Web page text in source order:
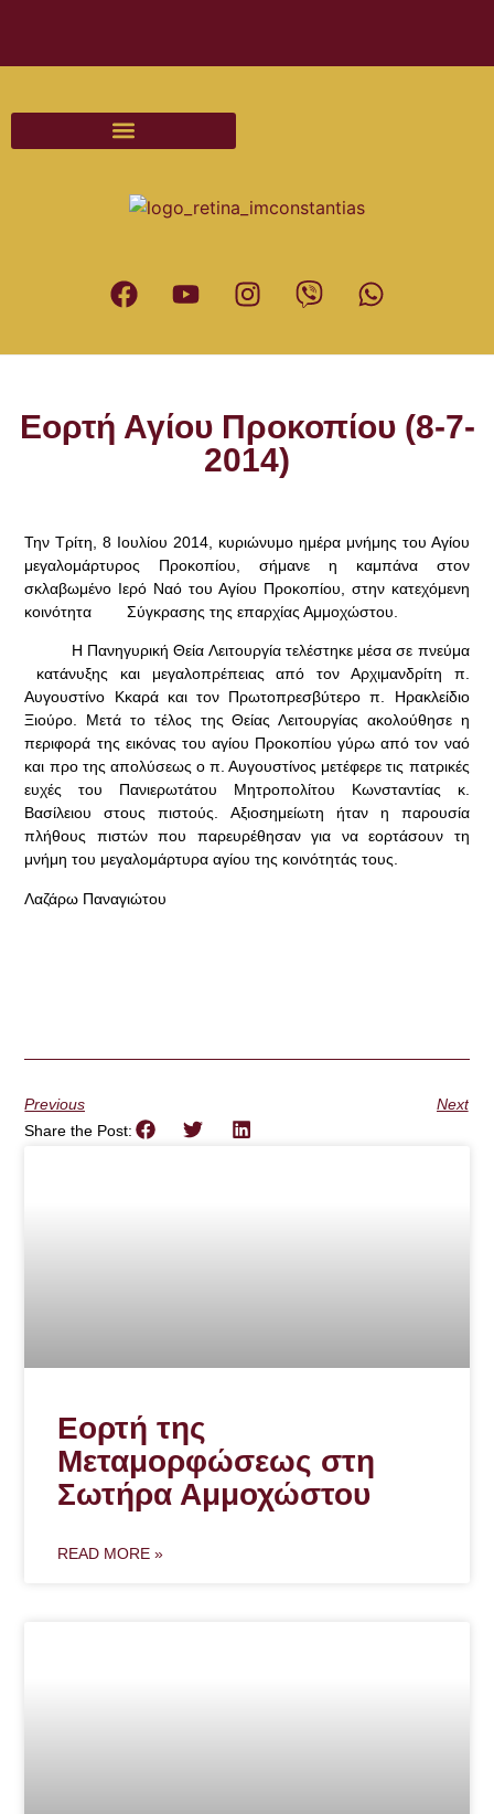
Εορτή Αγίου Προκοπίου (8-7-
2014)
Την Τρίτη, 8 Ιουλίου 2014, κυριώνυμο ημέρα μνήμης του Αγίου
μεγαλομάρτυρος Προκοπίου, σήμανε η καμπάνα στον
σκλαβωμένο Ιερό Ναό του Αγίου Προκοπίου, στην κατεχόμενη
κοινότητα Σύγκρασης της επαρχίας Αμμοχώστου.
Η Πανηγυρική Θεία Λειτουργία τελέστηκε μέσα σε πνεύμα
κατάνυξης και μεγαλοπρέπειας από τον Αρχιμανδρίτη π.
Αυγουστίνο Κκαρά και τον Πρωτοπρεσβύτερο π. Ηρακλείδιο
Ξιούρο. Μετά το τέλος της Θείας Λειτουργίας ακολούθησε η
περιφορά της εικόνας του αγίου Προκοπίου γύρω από τον ναό
και προ της απολύσεως ο π. Αυγουστίνος μετέφερε τις πατρικές
ευχές του Πανιερωτάτου Μητροπολίτου Κωνσταντίας κ.
Βασίλειου στους πιστούς. Αξιοσημείωτη ήταν η παρουσία
πλήθους πιστών που παρευρέθησαν για να εορτάσουν τη
μνήμη του μεγαλομάρτυρα αγίου της κοινότητάς τους.
Λαζάρω Παναγιώτου
Previous
Next
Share the Post:
Εορτή της
Μεταμορφώσεως στη
Σωτήρα Αμμοχώστου
READ MORE »